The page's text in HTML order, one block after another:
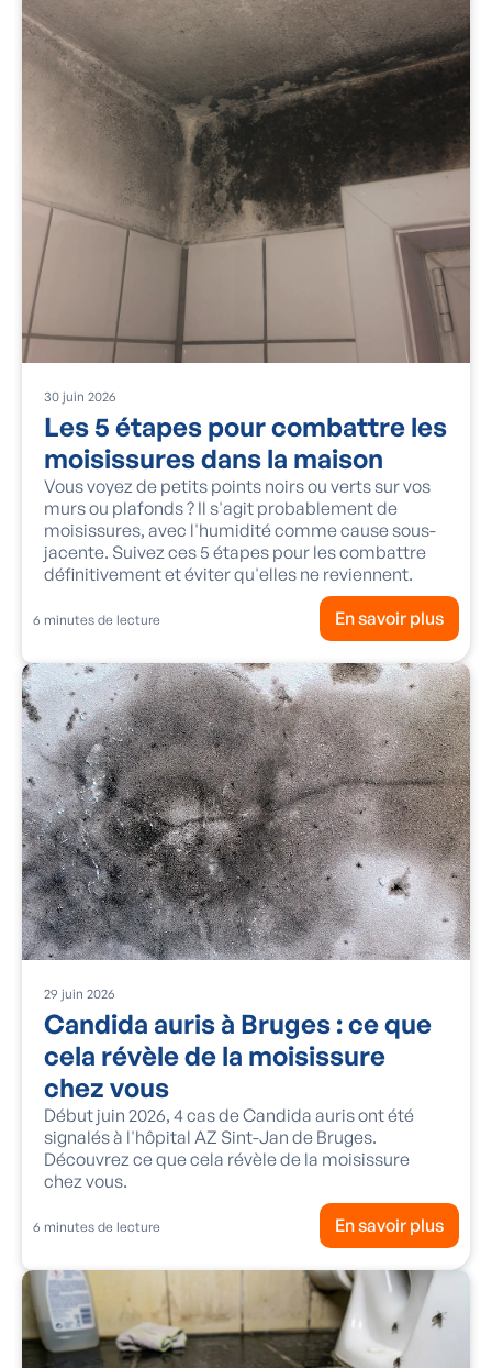
30 juin 2026
Les 5 étapes pour combattre les
moisissures dans la maison
Vous voyez de petits points noirs ou verts sur vos
murs ou plafonds ? Il s'agit probablement de
moisissures, avec l'humidité comme cause sous-
jacente. Suivez ces 5 étapes pour les combattre
définitivement et éviter qu'elles ne reviennent.
6 minutes de lecture En savoir plus
29 juin 2026
Candida auris à Bruges : ce que
cela révèle de la moisissure
chez vous
Début juin 2026, 4 cas de Candida auris ont été
signalés à l'hôpital AZ Sint-Jan de Bruges.
Découvrez ce que cela révèle de la moisissure
chez vous.
6 minutes de lecture En savoir plus